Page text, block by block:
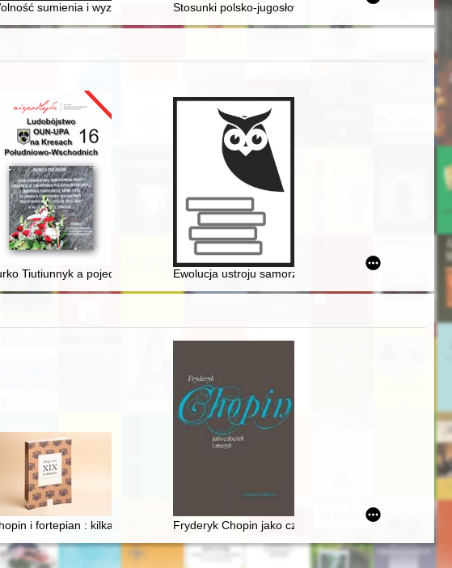
aus britischer Sicht 1920-1922 = Opole-Oppeln and Upper Silesia
sumienia i wyznania osoby małoletniej w Polsce w latach 1918-2015
Stosunki polsko-jugosłowiańskie w pracach
z dziełem Kopernika po Europie z okazji Międzynarodowego Roku Astronomii
Tiutiunnyk a pojedynek wywiadów sowieckiego i polskiego
Ewolucja ustroju samorządu terytorialnego w
1849]
i fortepian : kilka uwag o relacji człowieka z przedmiotem
Fryderyk Chopin jako człowiek i muzyk